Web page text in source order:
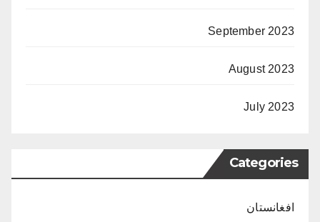
September 2023
August 2023
July 2023
Categories
افغانستان